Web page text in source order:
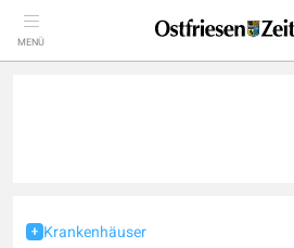
MENÜ
Krankenhäuser